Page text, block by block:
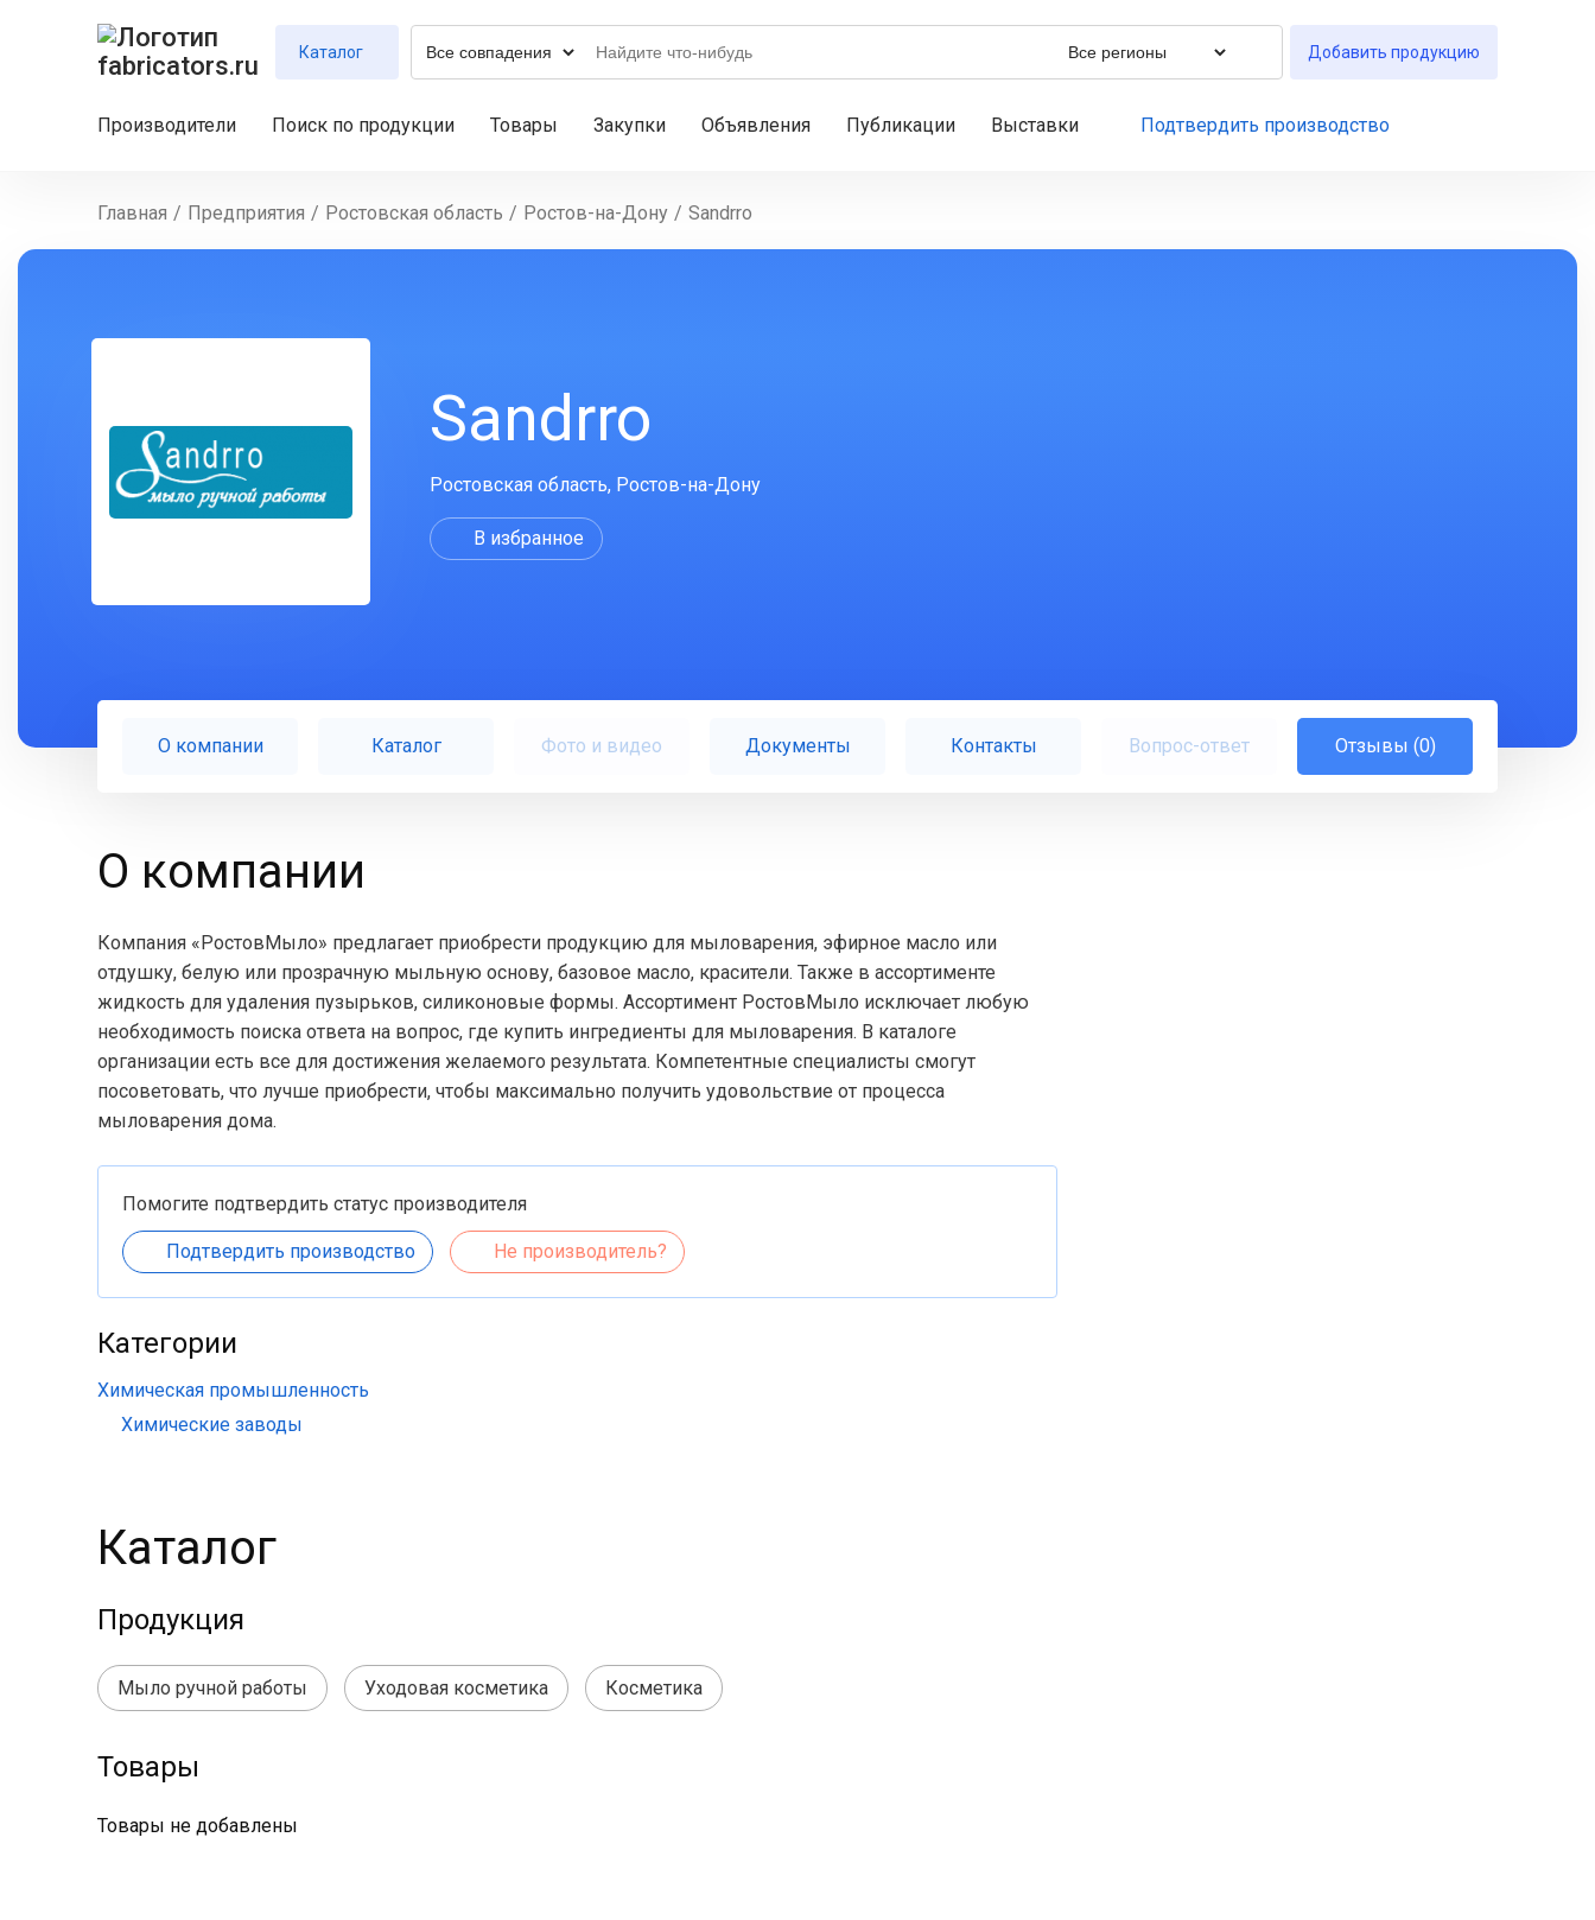
Каталог Добавить продукцию
Производители Поиск по продукции Товары Закупки Объявления Публикации Выставки Подтвердить производство
Главная / Предприятия / Ростовская область / Ростов-на-Дону / Sandrro
Sandrro
Ростовская область, Ростов-на-Дону
В избранное
О компании Каталог Фото и видео Документы Контакты Вопрос-ответ Отзывы (0)
О компании
Компания «РостовМыло» предлагает приобрести продукцию для мыловарения, эфирное масло или
отдушку, белую или прозрачную мыльную основу, базовое масло, красители. Также в ассортименте
жидкость для удаления пузырьков, силиконовые формы. Ассортимент РостовМыло исключает любую
необходимость поиска ответа на вопрос, где купить ингредиенты для мыловарения. В каталоге
организации есть все для достижения желаемого результата. Компетентные специалисты смогут
посоветовать, что лучше приобрести, чтобы максимально получить удовольствие от процесса
мыловарения дома.
Помогите подтвердить статус производителя
Подтвердить производство Не производитель?
Категории
Химическая промышленность
Химические заводы
Каталог
Продукция
Мыло ручной работы Уходовая косметика Косметика
Товары
Товары не добавлены